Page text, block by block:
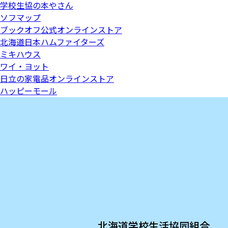
学校生協の本やさん
ソフマップ
ブックオフ公式オンラインストア
北海道日本ハムファイターズ
ミキハウス
ワイ・ヨット
日立の家電品オンラインストア
ハッピーモール